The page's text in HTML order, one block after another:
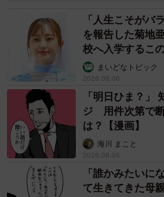
ぶるタレ（７００円）は万能調味料！
「人生こそがバ
を報告した菊地
校へ入学するこ
まいどなトピック
2026.08.06
「明日ひま？」
ジ 用件次第で
は？【漫画】
海川 まこと
2026.08.06
「誰かみたいに
て生きてきた母